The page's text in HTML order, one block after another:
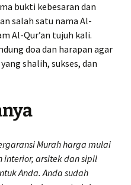
bukti kebesaran dan
salah satu nama Al-
Al-Qur’an tujuh kali.
doa dan harapan agar
shalih, sukses, dan
Murah harga mulai
interior, arsitek dan sipil
Anda. Anda sudah